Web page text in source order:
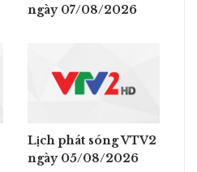
ngày 07/08/2026
Lịch phát sóng VTV2
ngày 05/08/2026